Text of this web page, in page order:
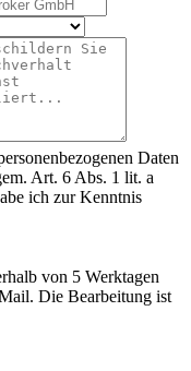
Daten
Art. 6 Abs. 1 lit. a
ich zur Kenntnis
von 5 Werktagen
Die Bearbeitung ist